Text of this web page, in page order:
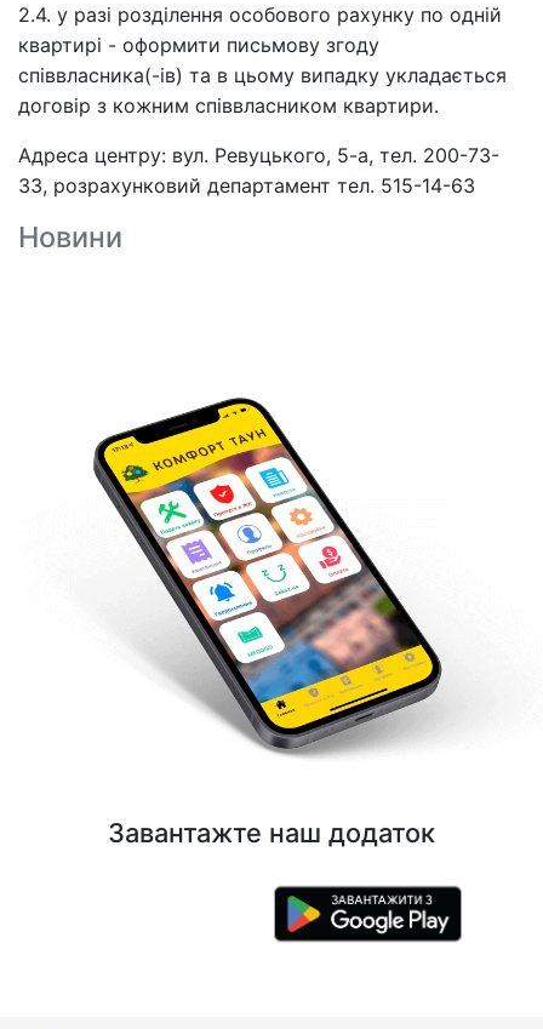
2.4. у разі розділення особового рахунку по одній
квартирі - оформити письмову згоду
співвласника(-ів) та в цьому випадку укладається
договір з кожним співвласником квартири.
Адреса центру: вул. Ревуцького, 5-а, тел. 200-73-
33, розрахунковий департамент тел. 515-14-63
Новини
Завантажте наш додаток